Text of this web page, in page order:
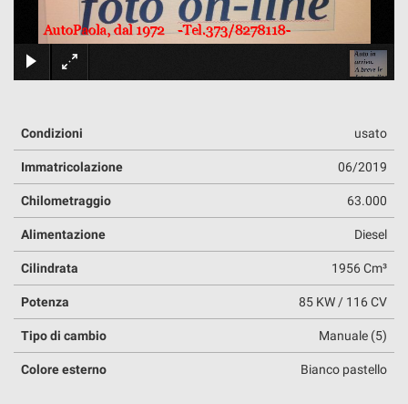
DOVE SIAMO ×
Condizioni usato
Immatricolazione 06/2019
Chilometraggio 63.000
Alimentazione Diesel
Cilindrata 1956 Cm³
Potenza 85 KW / 116 CV
Tipo di cambio Manuale (5)
Colore esterno Bianco pastello
tracciamento
adottiamo
per
offrire
e
svolgere
le
attività
di
descritte.
Per
maggiori
informazioni
sull'utilità
e
sul